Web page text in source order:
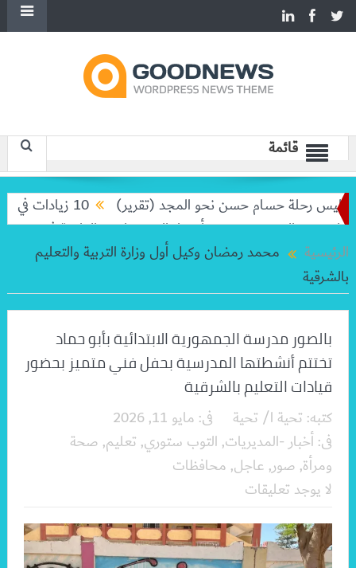
قائمة
رحلة حسام حسن نحو المجد (تقرير)
10 زيادات في 10 سنوات.. هل حان الوقت لرفع دعم البنزين نهائيا؟
والده خورخي
أسعار الخضروات و الفاكهة في سوق العبور اليوم
الرئيسية
محمد رمضان وكيل أول وزارة التربية والتعليم
بالشرقية
بالصور مدرسة الجمهورية الابتدائية بأبو حماد
تختتم أنشطتها المدرسية بحفل فني متميز بحضور
قيادات التعليم بالشرقية
كتبه: تحية ا/ تحية فى: مايو 11, 2026
فى:أخبار -المديريات, التوب ستوري, تعليم, صحة
ومرأة, صور, عاجل, محافظات
لا يوجد تعليقات